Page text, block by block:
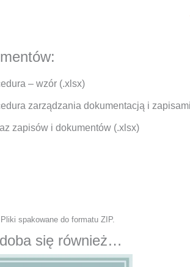
– wzór (.xlsx)
zarządzania dokumentacją i
zapisów i dokumentów (.xlsx)
spakowane do formatu ZIP.
się również…